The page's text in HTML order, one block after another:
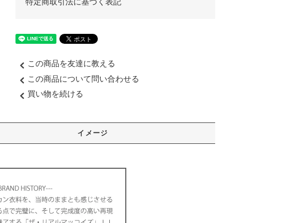
特定商取引法に基づく表記
この商品を友達に教える
この商品について問い合わせる
買い物を続ける
イメージ